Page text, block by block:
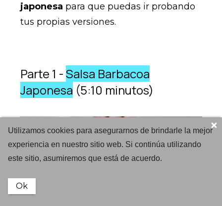
japonesa para que puedas ir probando
tus propias versiones.
Parte 1 -Salsa Barbacoa
Japonesa (5:10 minutos)
Utilizamos cookies para asegurarnos de brindarle la mejor
experiencia en nuestro sitio web. Si continúa utilizando
este sitio, asumiremos que está de acuerdo.
Ok